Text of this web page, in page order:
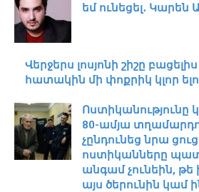
եմ ունեցել․ Կարեն
Վերջերս լոսյոնի շիշը
հատակին մի փոքրիկ կլոր
Ոստիկանությունը
80-ամյա
չընդունեց նրա
ոստիկանները
անգամ չունեին, թե
այս ծերունին կամ